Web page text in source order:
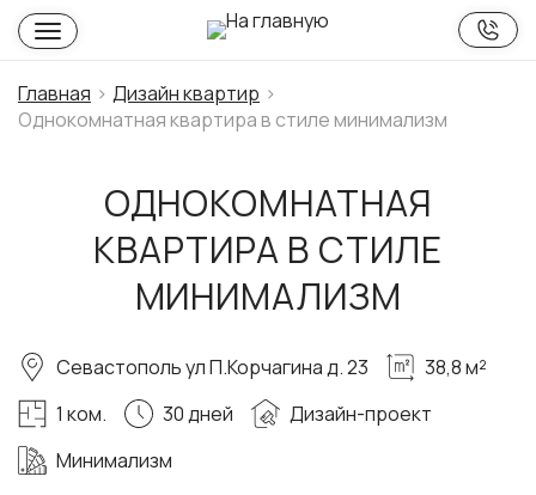
Главная
Дизайн квартир
Однокомнатная квартира в стиле минимализм
ОДНОКОМНАТНАЯ
КВАРТИРА В СТИЛЕ
МИНИМАЛИЗМ
Севастополь ул П.Корчагина д. 23
38,8 м²
1 ком.
30 дней
Дизайн-проект
Минимализм